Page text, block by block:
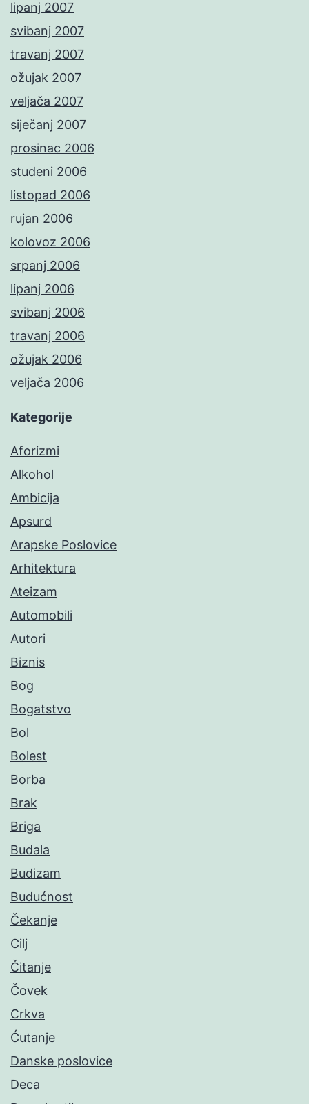
lipanj 2007
svibanj 2007
travanj 2007
ožujak 2007
veljača 2007
siječanj 2007
prosinac 2006
studeni 2006
listopad 2006
rujan 2006
kolovoz 2006
srpanj 2006
lipanj 2006
svibanj 2006
travanj 2006
ožujak 2006
veljača 2006
Kategorije
Aforizmi
Alkohol
Ambicija
Apsurd
Arapske Poslovice
Arhitektura
Ateizam
Automobili
Autori
Biznis
Bog
Bogatstvo
Bol
Bolest
Borba
Brak
Briga
Budala
Budizam
Budućnost
Čekanje
Cilj
Čitanje
Čovek
Crkva
Ćutanje
Danske poslovice
Deca